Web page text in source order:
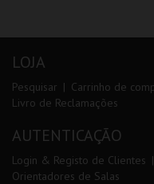
LOJA
Pesquisar Carrinho de
Livro de Reclamações
AUTENTICAÇÃO
Login & Registo de Clientes
Orientadores de Salas